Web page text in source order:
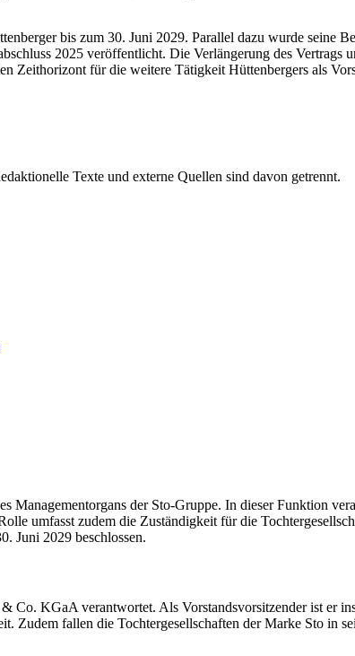
bis zum 30. Juni 2029. Parallel dazu wurde seine
2025 veröffentlicht. Die Verlängerung des Vertrags
Zeithorizont für die weitere Tätigkeit Hüttenbergers als
Texte und externe Quellen sind davon getrennt.
Managementorgans der Sto-Gruppe. In dieser Funktion
umfasst zudem die Zuständigkeit für die
Juni 2029 beschlossen.
Co. KGaA verantwortet. Als Vorstandsvorsitzender ist er
fallen die Tochtergesellschaften der Marke Sto in